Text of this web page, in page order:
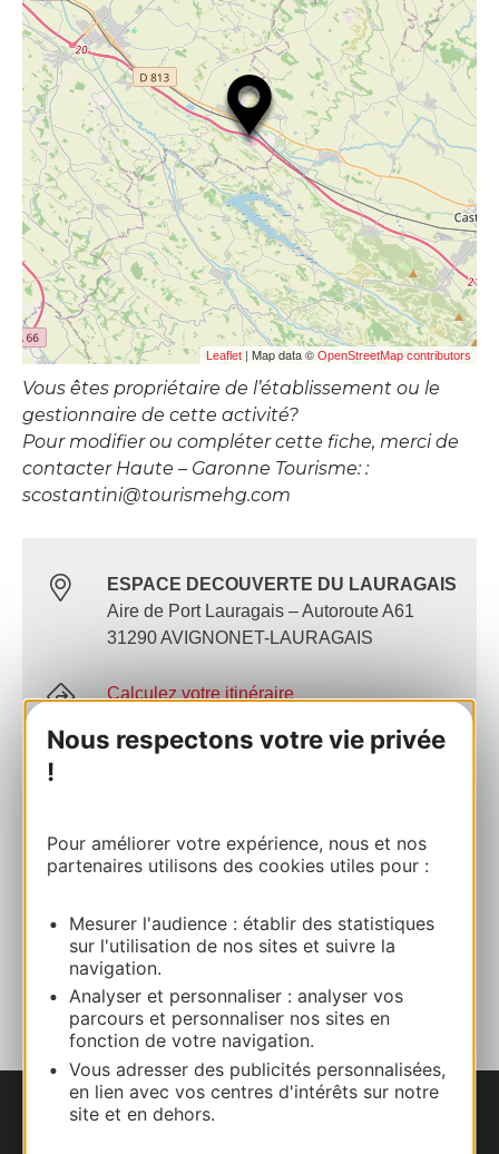
Nous respectons votre vie privée
!
Pour améliorer votre expérience, nous et nos
partenaires utilisons des cookies utiles pour :
Mesurer l'audience : établir des statistiques
sur l'utilisation de nos sites et suivre la
navigation.
Analyser et personnaliser : analyser vos
parcours et personnaliser nos sites en
fonction de votre navigation.
Vous adresser des publicités personnalisées,
en lien avec vos centres d'intérêts sur notre
site et en dehors.
Leaflet | Map data © OpenStreetMap contributors
Vous êtes propriétaire de l’établissement ou le
gestionnaire de cette activité?
Pour modifier ou compléter cette fiche, merci de
contacter Haute – Garonne Tourisme: :
scostantini@tourismehg.com
ESPACE DECOUVERTE DU LAURAGAIS
Aire de Port Lauragais – Autoroute A61
31290 AVIGNONET-LAURAGAIS
Calculez votre itinéraire
E-mail
AJOUTER
AU CARNET
Nous contacter